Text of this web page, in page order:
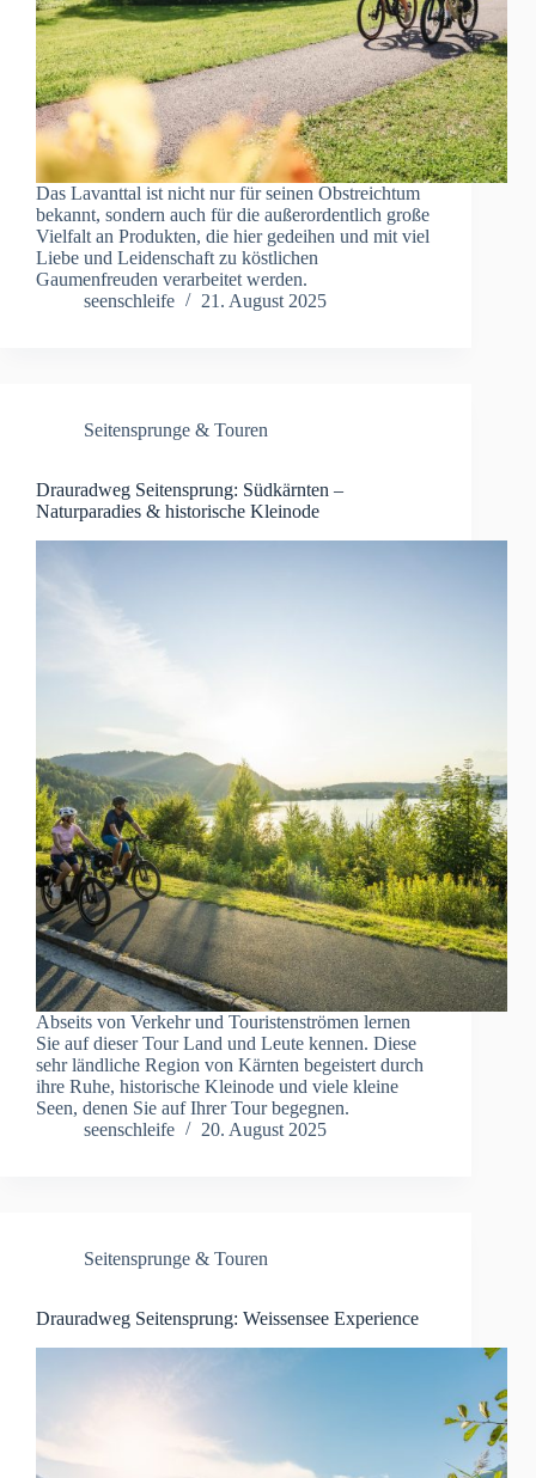
Das Lavanttal ist nicht nur für seinen Obstreichtum
bekannt, sondern auch für die außerordentlich große
Vielfalt an Produkten, die hier gedeihen und mit viel
Liebe und Leidenschaft zu köstlichen
Gaumenfreuden verarbeitet werden.
seenschleife
21. August 2025
Seitensprunge & Touren
Drauradweg Seitensprung: Südkärnten –
Naturparadies & historische Kleinode
Abseits von Verkehr und Touristenströmen lernen
Sie auf dieser Tour Land und Leute kennen. Diese
sehr ländliche Region von Kärnten begeistert durch
ihre Ruhe, historische Kleinode und viele kleine
Seen, denen Sie auf Ihrer Tour begegnen.
seenschleife
20. August 2025
Seitensprunge & Touren
Drauradweg Seitensprung: Weissensee Experience